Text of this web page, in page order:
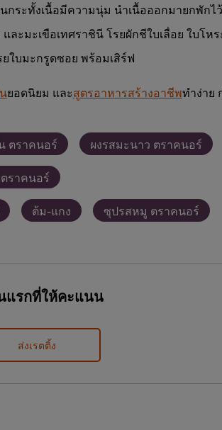
กระทั้งเนื้อมีความนุ่ม นำเนื้อออกมายกพักไว้
ละมะเขือเทศราชินี โรยผักชีใบเลื่อย ใบโห
ใบมะกรูดซอย พร้อมเสิร์ฟ
ยอดนิยม และสูตรอาหารสร้างอาชีพทำง่าย
ตราคนอร์ ผงรสมะนาว ตราคนอร์
ราคนอร์
ต้ม-แกง ซุปรสหมู ตราคนอร์
แรกที่ให้คะแนน
ส่งเรตติ้ง